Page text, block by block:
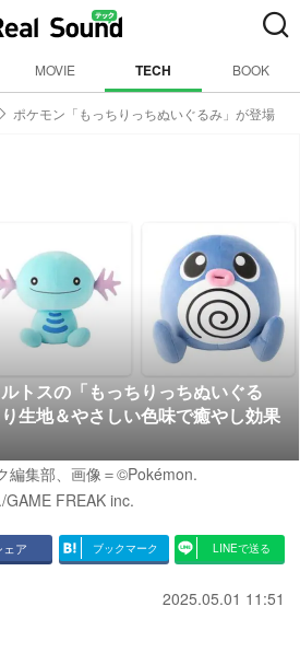
MOVIE TECH BOOK
ポケモン「もっちりっちぬいぐるみ」が登場
トスの「もっちりっちぬいぐる
地＆やさしい色味で癒やし効果
編集部、画像＝©Pokémon.
FREAK inc.
ェア ブックマーク LINEで送る
2025.05.01 11:51